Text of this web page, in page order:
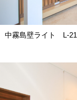
中霧島壁ライト L-21